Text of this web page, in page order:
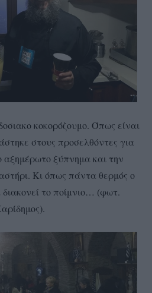
κοκορόζουμο. Όπως είναι
στους προσελθόντες για
ξύπνημα και την
Κι όπως πάντα θερμός ο
το ποίμνιο… (φωτ.